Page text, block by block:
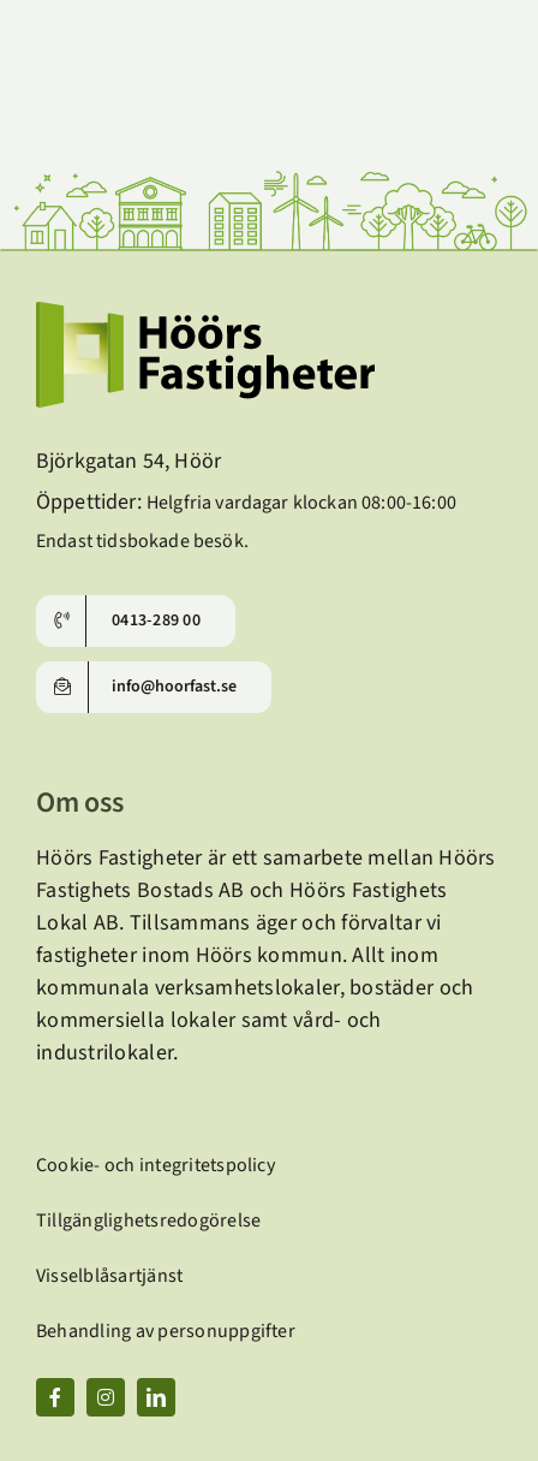
Björkgatan 54, Höör
Öppettider: Helgfria vardagar klockan 08:00-16:00
Endast tidsbokade besök.
0413-289 00
info@hoorfast.se
Om oss
Höörs Fastigheter är ett samarbete mellan Höörs
Fastighets Bostads AB och Höörs Fastighets
Lokal AB. Tillsammans äger och förvaltar vi
fastigheter inom Höörs kommun. Allt inom
kommunala verksamhetslokaler, bostäder och
kommersiella lokaler samt vård- och
industrilokaler.
Cookie- och integritetspolicy
Tillgänglighetsredogörelse
Visselblåsartjänst
Behandling av personuppgifter